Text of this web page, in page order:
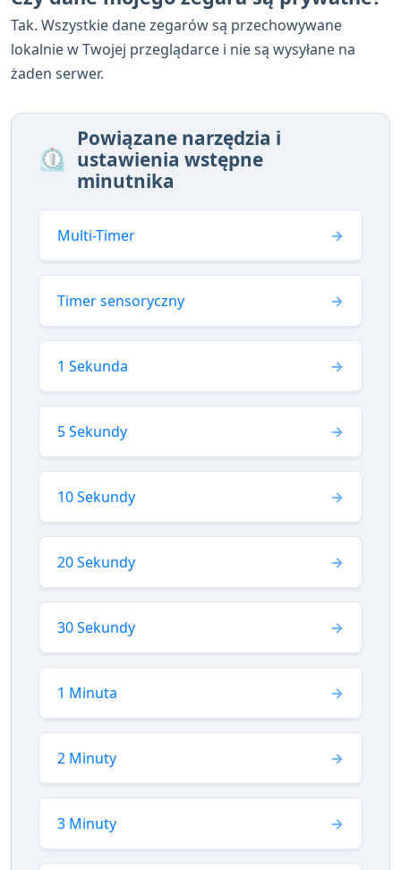
Tak. Wszystkie dane zegarów są przechowywane
lokalnie w Twojej przeglądarce i nie są wysyłane na
żaden serwer.
⏲️
Powiązane narzędzia i
ustawienia wstępne
minutnika
Multi-Timer
Timer sensoryczny
1 Sekunda
5 Sekundy
10 Sekundy
20 Sekundy
30 Sekundy
1 Minuta
2 Minuty
3 Minuty